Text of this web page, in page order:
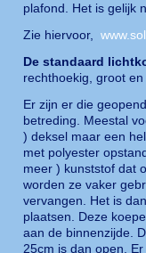
plafond. Het is gelijk
Zie hiervoor,
De standaard
rechthoekig, groot en
Er zijn er die
betreding. Meestal
) deksel maar een
met polyester
meer ) kunststof dat
worden ze vaker
vervangen. Het is
plaatsen. Deze
aan de binnenzijde.
25cm is dan open.